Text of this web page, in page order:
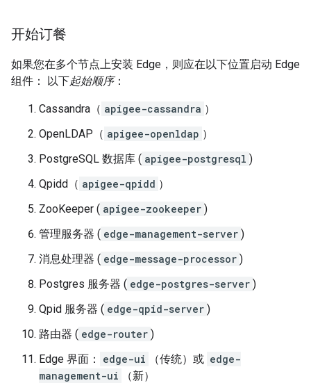
开始订餐
如果您在多个节点上安装 Edge，则应在以下位置启动 Edge
组件： 以下起始顺序：
Cassandra（ apigee-cassandra ）
OpenLDAP（ apigee-openldap ）
PostgreSQL 数据库 ( apigee-postgresql )
Qpidd（ apigee-qpidd ）
ZooKeeper ( apigee-zookeeper )
管理服务器 ( edge-management-server )
消息处理器 ( edge-message-processor )
Postgres 服务器 ( edge-postgres-server )
Qpid 服务器 ( edge-qpid-server )
路由器 ( edge-router )
Edge 界面：
edge-ui （传统）或 edge-
management-ui
（新）